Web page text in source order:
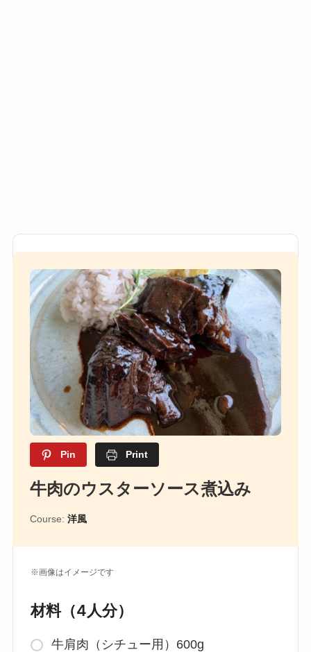
Pin Print
牛肉のウスターソース煮込み
Course: 洋風
※画像はイメージです
材料（4人分）
牛肩肉（シチュー用）600g